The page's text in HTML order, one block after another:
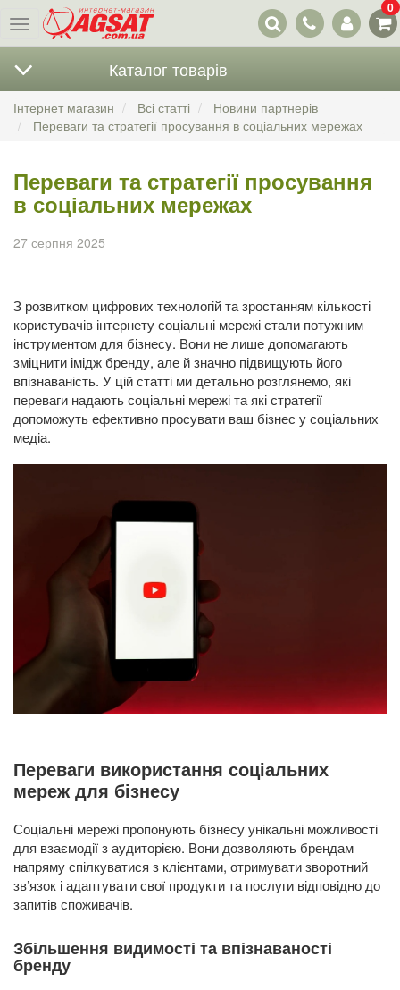
Меню
Наші
контакти
0
Каталог товарів
Інтернет магазин Всі статті
Новини партнерів
Переваги та стратегії просування в соціальних мережах
Переваги та стратегії просування
в соціальних мережах
27 серпня 2025
З розвитком цифрових технологій та зростанням кількості
користувачів інтернету соціальні мережі стали потужним
інструментом для бізнесу. Вони не лише допомагають
зміцнити імідж бренду, але й значно підвищують його
впізнаваність. У цій статті ми детально розглянемо, які
переваги надають соціальні мережі та які стратегії
допоможуть ефективно просувати ваш бізнес у соціальних
медіа.
Переваги використання соціальних
мереж для бізнесу
Соціальні мережі пропонують бізнесу унікальні можливості
для взаємодії з аудиторією. Вони дозволяють брендам
напряму спілкуватися з клієнтами, отримувати зворотний
зв’язок і адаптувати свої продукти та послуги відповідно до
запитів споживачів.
Збільшення видимості та впізнаваності
бренду